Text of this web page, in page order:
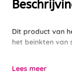
Dit product van
het beinkten van
Lees meer